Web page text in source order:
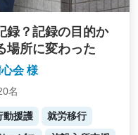
録？記録の目的か
場所に変わった
会 様
名
動援護
就労移行